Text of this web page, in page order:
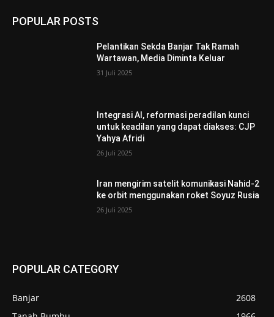
POPULAR POSTS
Pelantikan Sekda Banjar Tak Ramah
Wartawan, Media Diminta Keluar
31 Juli 2025
Integrasi AI, reformasi peradilan kunci
untuk keadilan yang dapat diakses: CJP
Yahya Afridi
26 Juli 2025
Iran mengirim satelit komunikasi Nahid-2
ke orbit menggunakan roket Soyuz Rusia
26 Juli 2025
POPULAR CATEGORY
Banjar
2608